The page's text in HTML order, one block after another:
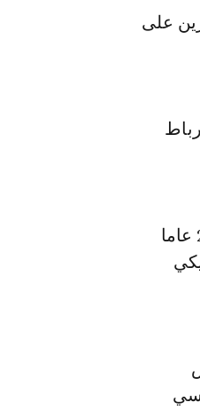
على
وتابع المصدر ذاته ووفقا لوسائل إعلام، فإن اللاعب الكرواتي صاحب الـ24 عاما